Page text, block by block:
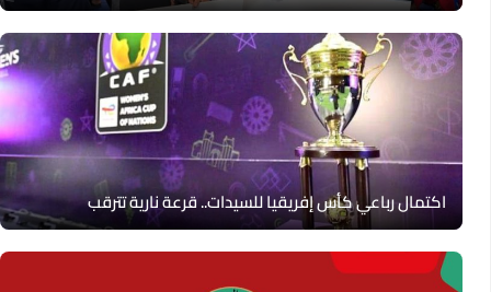
اكتمال رباعي كأس إفريقيا للسيدات.. قرعة نارية تترقب